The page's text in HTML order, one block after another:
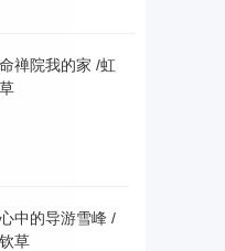
禅院我的家 /虹
中的导游雪峰 /
草